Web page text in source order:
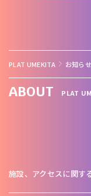
PLAT UMEKITA お知らせ
ABOUT PLAT
施設、アクセスに関す